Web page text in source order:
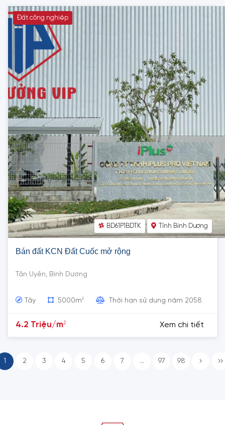
Đất công nghiệp
BD61P1BDTK Tỉnh Bình Dương
Bán đất KCN Đất Cuốc mở rộng
Tân Uyên, Bình Dương
Tây 5000m2 Thời hạn sử dụng năm 2058
4.2 Triệu/m2 Xem chi tiết
1 2 3 4 5 6 7 ... 97 98